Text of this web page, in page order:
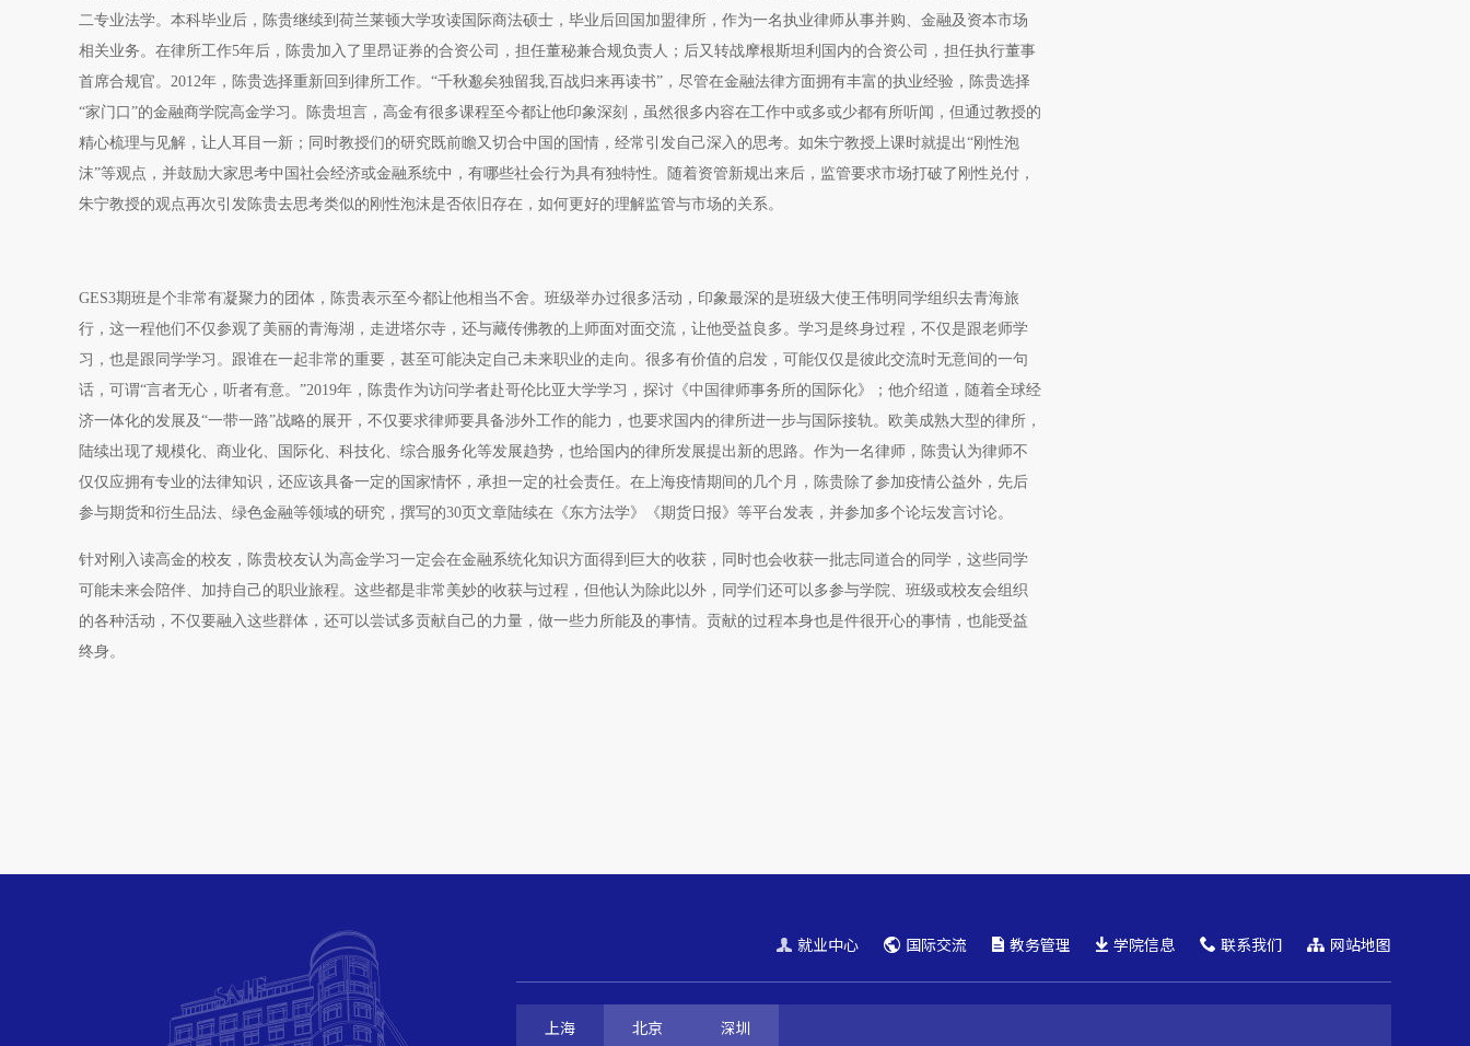
二专业法学。本科毕业后，陈贵继续到荷兰莱顿大学攻读国际商法硕士，毕业后回国加盟律所，作为一名执业律师从事并购、金融及资本市场
相关业务。在律所工作5年后，陈贵加入了里昂证券的合资公司，担任董秘兼合规负责人；后又转战摩根斯坦利国内的合资公司，担任执行董事
首席合规官。2012年，陈贵选择重新回到律所工作。“千秋邈矣独留我,百战归来再读书”，尽管在金融法律方面拥有丰富的执业经验，陈贵选择
“家门口”的金融商学院高金学习。陈贵坦言，高金有很多课程至今都让他印象深刻，虽然很多内容在工作中或多或少都有所听闻，但通过教授的
精心梳理与见解，让人耳目一新；同时教授们的研究既前瞻又切合中国的国情，经常引发自己深入的思考。如朱宁教授上课时就提出“刚性泡
沫”等观点，并鼓励大家思考中国社会经济或金融系统中，有哪些社会行为具有独特性。随着资管新规出来后，监管要求市场打破了刚性兑付，
朱宁教授的观点再次引发陈贵去思考类似的刚性泡沫是否依旧存在，如何更好的理解监管与市场的关系。
GES3期班是个非常有凝聚力的团体，陈贵表示至今都让他相当不舍。班级举办过很多活动，印象最深的是班级大使王伟明同学组织去青海旅
行，这一程他们不仅参观了美丽的青海湖，走进塔尔寺，还与藏传佛教的上师面对面交流，让他受益良多。学习是终身过程，不仅是跟老师学
习，也是跟同学学习。跟谁在一起非常的重要，甚至可能决定自己未来职业的走向。很多有价值的启发，可能仅仅是彼此交流时无意间的一句
话，可谓“言者无心，听者有意。”2019年，陈贵作为访问学者赴哥伦比亚大学学习，探讨《中国律师事务所的国际化》；他介绍道，随着全球经
济一体化的发展及“一带一路”战略的展开，不仅要求律师要具备涉外工作的能力，也要求国内的律所进一步与国际接轨。欧美成熟大型的律所，
陆续出现了规模化、商业化、国际化、科技化、综合服务化等发展趋势，也给国内的律所发展提出新的思路。作为一名律师，陈贵认为律师不
仅仅应拥有专业的法律知识，还应该具备一定的国家情怀，承担一定的社会责任。在上海疫情期间的几个月，陈贵除了参加疫情公益外，先后
参与期货和衍生品法、绿色金融等领域的研究，撰写的30页文章陆续在《东方法学》《期货日报》等平台发表，并参加多个论坛发言讨论。
针对刚入读高金的校友，陈贵校友认为高金学习一定会在金融系统化知识方面得到巨大的收获，同时也会收获一批志同道合的同学，这些同学
可能未来会陪伴、加持自己的职业旅程。这些都是非常美妙的收获与过程，但他认为除此以外，同学们还可以多参与学院、班级或校友会组织
的各种活动，不仅要融入这些群体，还可以尝试多贡献自己的力量，做一些力所能及的事情。贡献的过程本身也是件很开心的事情，也能受益
终身。
就业中心 国际交流 教务管理 学院信息 联系我们 网站地图
上海 北京 深圳